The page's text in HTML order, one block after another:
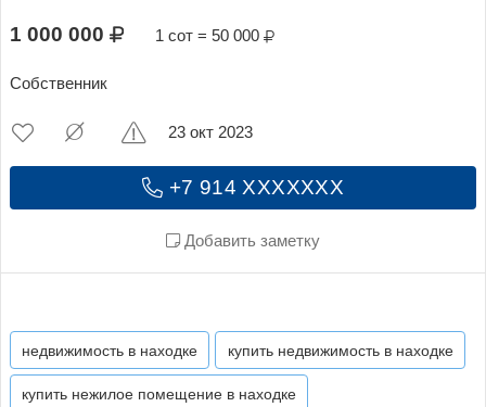
1 000 000 1 сот = 50 000
Собственник
+7 914 XXXXXXX
Добавить заметку
23 окт 2023
недвижимость в находке купить недвижимость в находке
купить нежилое помещение в находке